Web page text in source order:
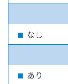
なし
あり